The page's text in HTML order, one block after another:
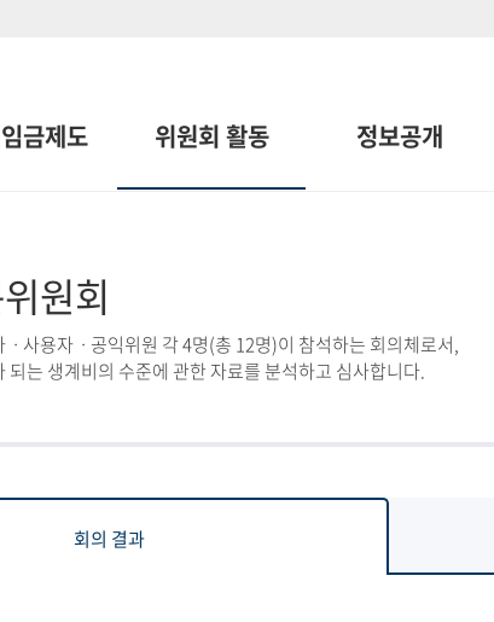
금제도 위원회 활동 정보공개
원회
사용자ㆍ공익위원 각 4명(총 12명)이 참석하는 회의체로서,
되는 생계비의 수준에 관한 자료를 분석하고 심사합니다.
회의 결과